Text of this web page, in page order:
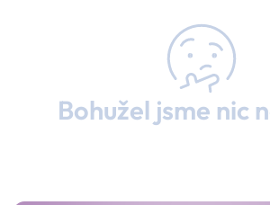
Bohužel jsme nic